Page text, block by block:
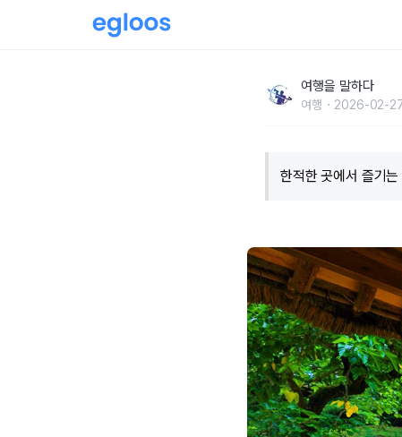
여행을 말하다
여행 2026-02-
한적한 곳에서 즐기